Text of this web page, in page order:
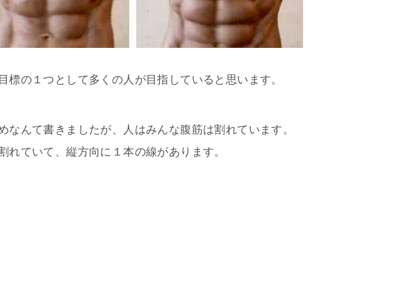
標の１つとして多くの人が目指していると思います。
なんて書きましたが、人はみんな腹筋は割れています。
れていて、縦方向に１本の線があります。